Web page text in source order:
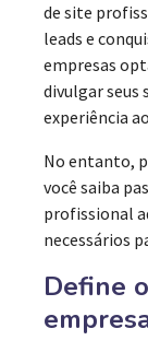
de site
leads e
empresas
divulgar seus
experiência
No entanto,
você saiba
profissional
necessários
Define